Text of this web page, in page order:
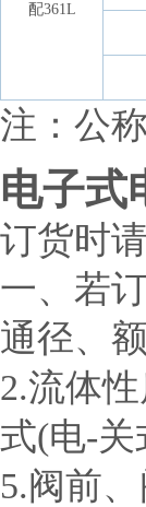
配361L
注：公
电子式
订货时
一、若
通径、
2.流体
式(电-
5.阀前